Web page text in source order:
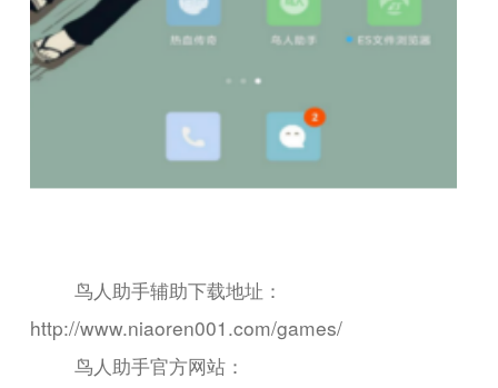
鸟人助手辅助下载地址：
http://www.niaoren001.com/games/
鸟人助手官方网站：